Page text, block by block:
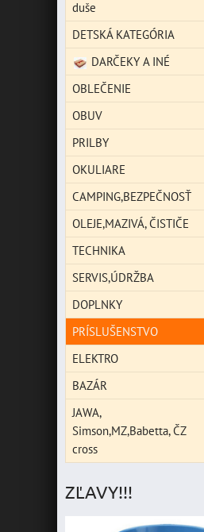
duše
DETSKÁ KATEGÓRIA
DARČEKY A INÉ
OBLEČENIE
OBUV
PRILBY
OKULIARE
CAMPING,BEZPEČNOSŤ
OLEJE,MAZIVÁ, ČISTIČE
TECHNIKA
SERVIS,ÚDRŽBA
DOPLNKY
PRÍSLUŠENSTVO
ELEKTRO
BAZÁR
JAWA,
Simson,MZ,Babetta, ČZ
cross
ZĽAVY!!!